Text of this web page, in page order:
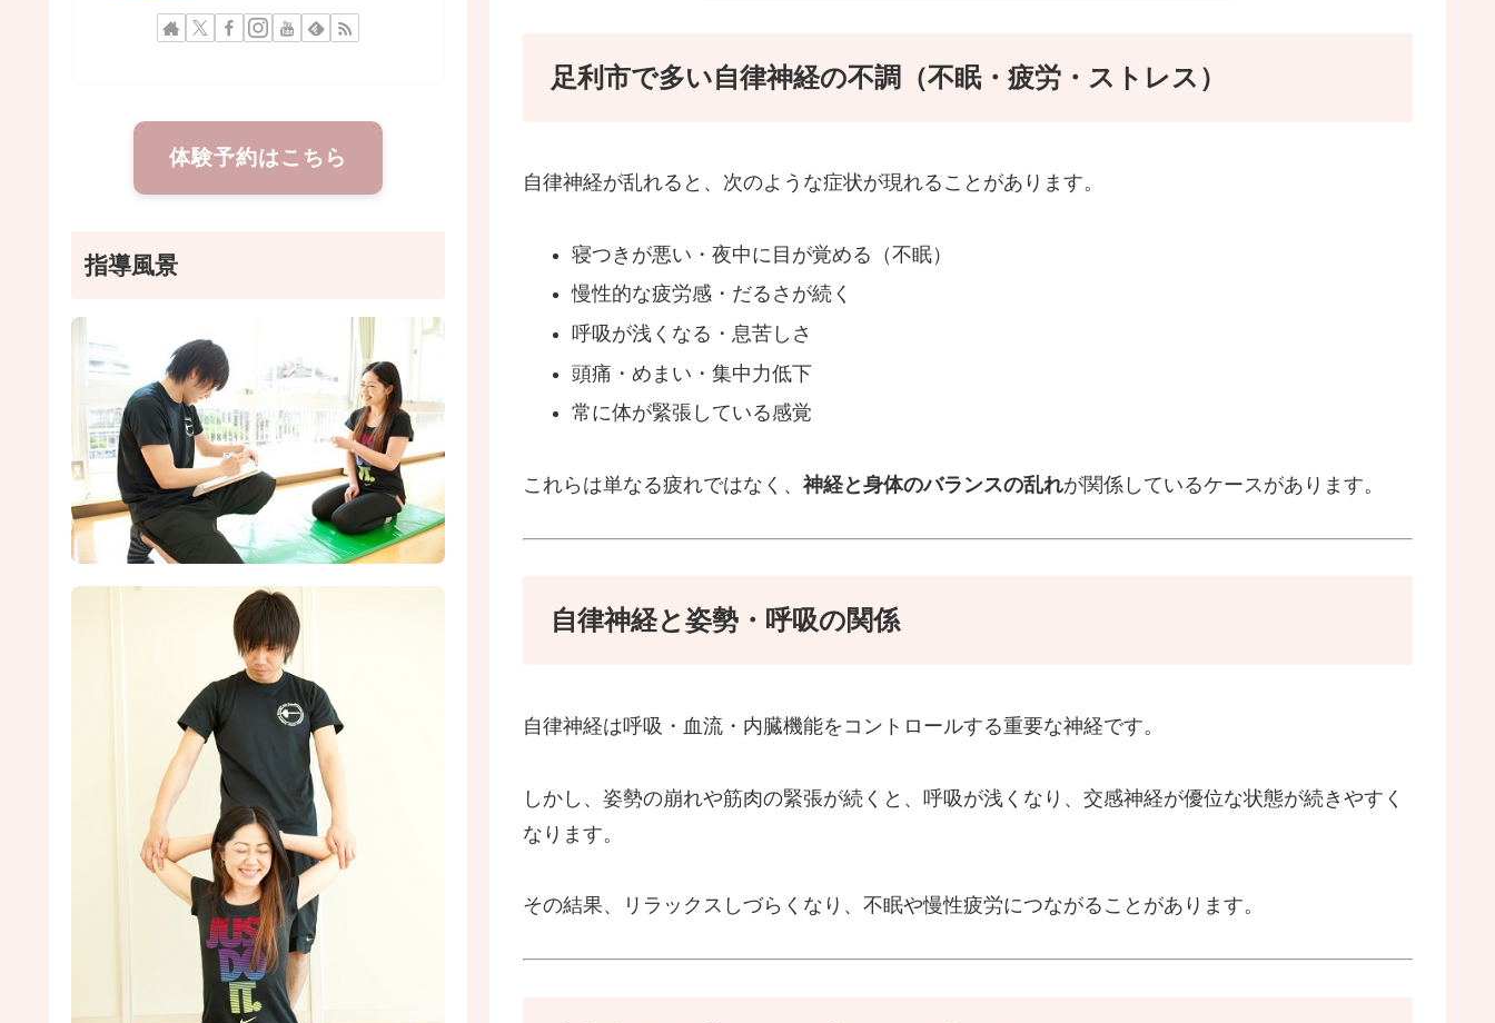
足利市で多い自律神経の不調（不眠・疲労・ストレス）
自律神経が乱れると、次のような症状が現れることがあります。
寝つきが悪い・夜中に目が覚める（不眠）
慢性的な疲労感・だるさが続く
呼吸が浅くなる・息苦しさ
頭痛・めまい・集中力低下
常に体が緊張している感覚
これらは単なる疲れではなく、 神経と身体のバランスの乱れが関係しているケースがあります。
自律神経と姿勢・呼吸の関係
自律神経は呼吸・血流・内臓機能をコントロールする重要な神経です。
しかし、姿勢の崩れや筋肉の緊張が続くと、呼吸が浅くなり、交感神経が優位な状態が続きやすく
なります。
その結果、リラックスしづらくなり、不眠や慢性疲労につながることがあります。
体験予約はこちら
指導風景